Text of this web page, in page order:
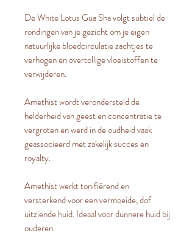
De White Lotus Gua Sha volgt subtiel de
rondingen van je gezicht om je eigen
natuurlijke bloedcirculatie zachtjes te
verhogen en overtollige vloeistoffen te
verwijderen.
Amethist wordt verondersteld de
helderheid van geest en concentratie te
vergroten en werd in de oudheid vaak
geassocieerd met zakelijk succes en
royalty.
Amethist werkt tonifiërend en
versterkend voor een vermoeide, dof
uitziende huid. Ideaal voor dunnere huid bij
ouderen.